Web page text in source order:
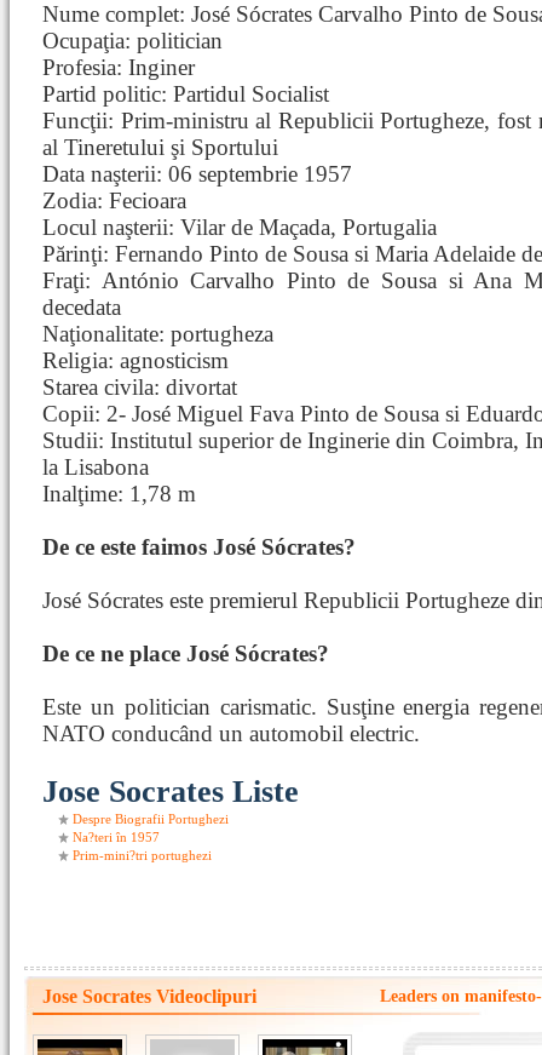
Nume complet: José Sócrates Carvalho Pinto de
Ocupaţia: politician
Profesia: Inginer
Partid politic: Partidul Socialist
Funcţii: Prim-ministru al Republicii Portugheze,
al Tineretului şi Sportului
Data naşterii: 06 septembrie 1957
Zodia: Fecioara
Locul naşterii: Vilar de Maçada, Portugalia
Părinţi: Fernando Pinto de Sousa si Maria Adelaide
Fraţi: António Carvalho Pinto de Sousa si Ana
decedata
Naţionalitate: portugheza
Religia: agnosticism
Starea civila: divortat
Copii: 2- José Miguel Fava Pinto de Sousa si
Studii: Institutul superior de Inginerie din Coimbra,
la Lisabona
Inalţime: 1,78 m
De ce este faimos José Sócrates?
José Sócrates este premierul Republicii Portugheze
De ce ne place José Sócrates?
Este un politician carismatic. Susţine energia
NATO conducând un automobil electric.
Jose Socrates Liste
Despre Biografii Portughezi
Na?teri în 1957
Prim-mini?tri portughezi
Jose Socrates Videoclipuri Leaders on